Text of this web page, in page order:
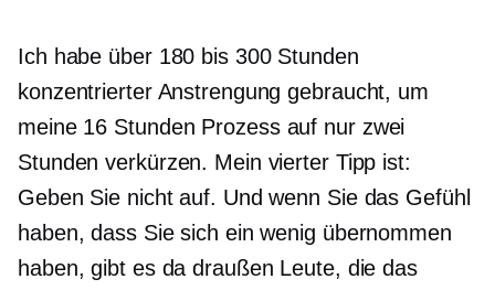
Ich habe über 180 bis 300 Stunden
konzentrierter Anstrengung gebraucht, um
meine 16 Stunden Prozess auf nur zwei
Stunden verkürzen. Mein vierter Tipp ist:
Geben Sie nicht auf. Und wenn Sie das Gefühl
haben, dass Sie sich ein wenig übernommen
haben, gibt es da draußen Leute, die das